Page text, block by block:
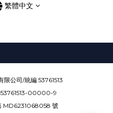
繁體中文
公司/統編 53761513
00000-9
MD6231068058 號